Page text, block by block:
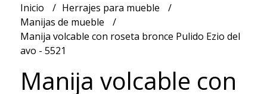
Inicio
Herrajes para mueble
Manijas de mueble
Manija volcable con roseta bronce Pulido Ezio del
avo - 5521
Manija volcable con